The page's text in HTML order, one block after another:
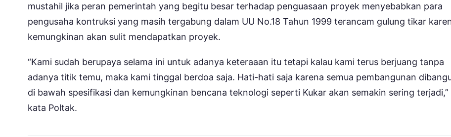
mustahil jika peran pemerintah yang begitu besar terhadap penguasaan proyek menyebabkan para
pengusaha kontruksi yang masih tergabung dalam UU No.18 Tahun 1999 terancam gulung tikar
kemungkinan akan sulit mendapatkan proyek.
“Kami sudah berupaya selama ini untuk adanya keteraaan itu tetapi kalau kami terus berjuang tanpa
adanya titik temu, maka kami tinggal berdoa saja. Hati-hati saja karena semua pembangunan
di bawah spesifikasi dan kemungkinan bencana teknologi seperti Kukar akan semakin sering terjadi,”
kata Poltak.